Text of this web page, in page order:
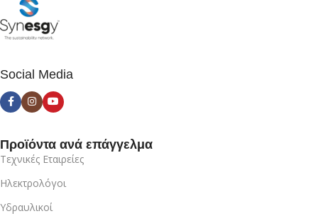
Social Media
Προϊόντα ανά επάγγελμα
Τεχνικές Εταιρείες
Ηλεκτρολόγοι
Υδραυλικοί